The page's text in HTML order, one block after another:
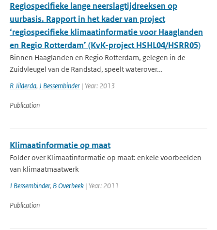
Regiospecifieke lange neerslagtijdreeksen op
uurbasis. Rapport in het kader van project
‘regiospecifieke klimaatinformatie voor Haaglanden
en Regio Rotterdam’ (KvK-project HSHL04/HSRR05)
Binnen Haaglanden en Regio Rotterdam, gelegen in de
Zuidvleugel van de Randstad, speelt waterover...
R Jilderda, J Bessembinder | Year: 2013
Publication
Klimaatinformatie op maat
Folder over Klimaatinformatie op maat: enkele voorbeelden
van klimaatmaatwerk
J Bessembinder, B Overbeek | Year: 2011
Publication